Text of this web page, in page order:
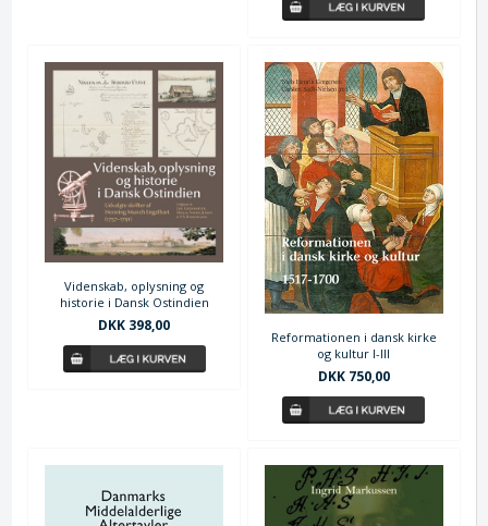
Videnskab, oplysning og
historie i Dansk Ostindien
DKK 398,00
Reformationen i dansk kirke
og kultur I-III
DKK 750,00